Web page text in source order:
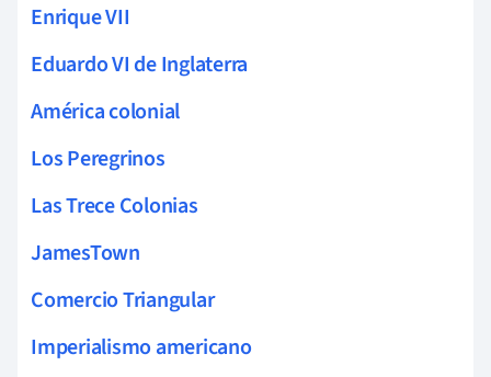
Enrique VII
Eduardo VI de Inglaterra
América colonial
Los Peregrinos
Las Trece Colonias
JamesTown
Comercio Triangular
Imperialismo americano